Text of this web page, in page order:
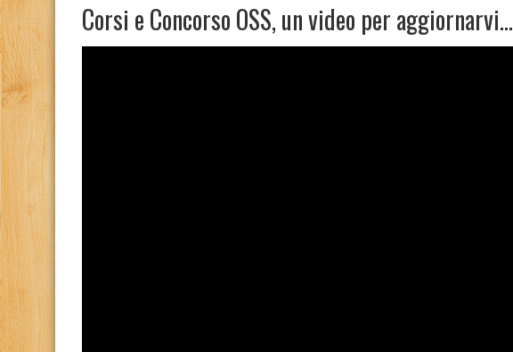
Corsi e Concorso OSS, un video per aggiornarvi…